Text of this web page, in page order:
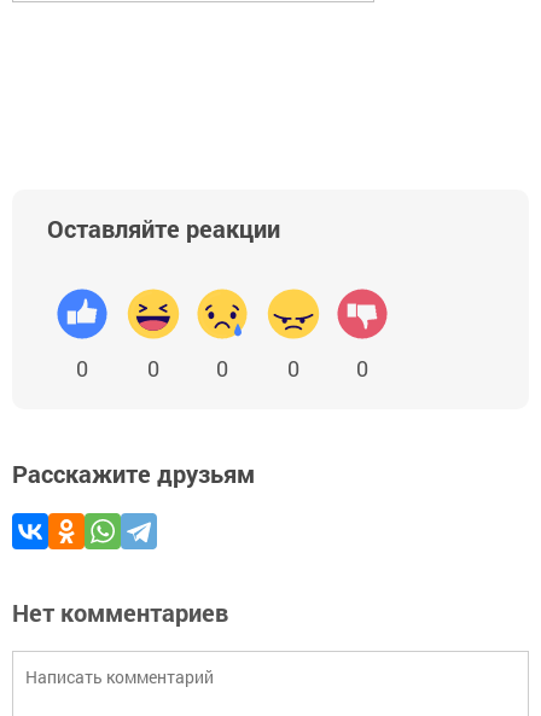
Оставляйте реакции
0 0 0 0 0
Расскажите друзьям
Нет комментариев